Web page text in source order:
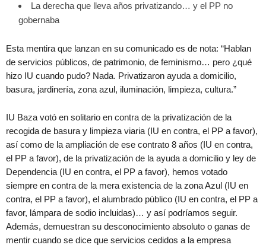
La derecha que lleva años privatizando… y el PP no
gobernaba
Esta mentira que lanzan en su comunicado es de nota: “Hablan
de servicios públicos, de patrimonio, de feminismo… pero ¿qué
hizo IU cuando pudo? Nada. Privatizaron ayuda a domicilio,
basura, jardinería, zona azul, iluminación, limpieza, cultura.”
IU Baza votó en solitario en contra de la privatización de la
recogida de basura y limpieza viaria (IU en contra, el PP a favor),
así como de la ampliación de ese contrato 8 años (IU en contra,
el PP a favor), de la privatización de la ayuda a domicilio y ley de
Dependencia (IU en contra, el PP a favor), hemos votado
siempre en contra de la mera existencia de la zona Azul (IU en
contra, el PP a favor), el alumbrado público (IU en contra, el PP a
favor, lámpara de sodio incluidas)… y así podríamos seguir.
Además, demuestran su desconocimiento absoluto o ganas de
mentir cuando se dice que servicios cedidos a la empresa